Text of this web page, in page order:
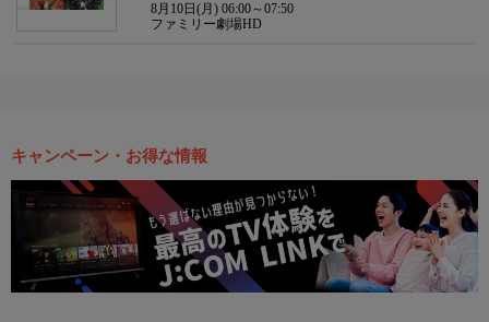
8月10日(月) 06:00～07:50
ファミリー劇場HD
キャンペーン・お得な情報